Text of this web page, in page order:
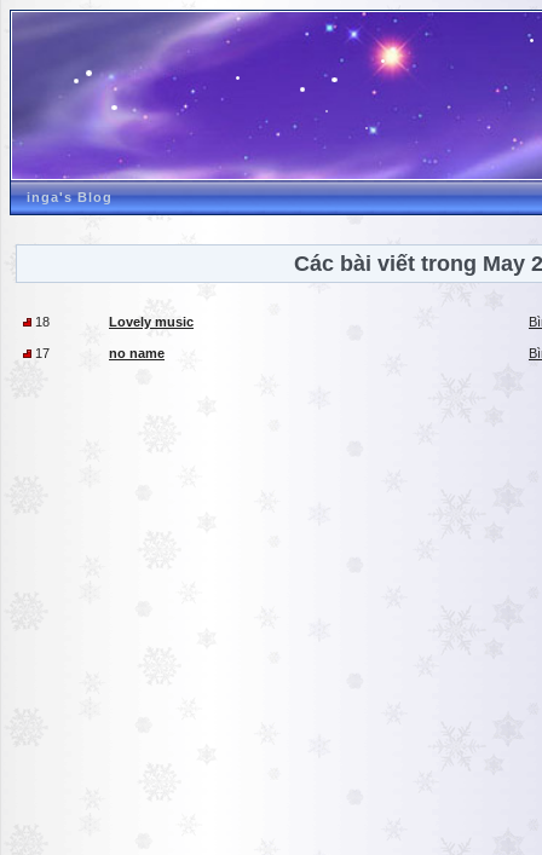
inga's Blog
Các bài viết trong May
18 Lovely music
17 no name